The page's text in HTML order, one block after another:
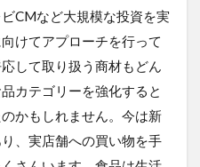
CMなど大規模な投資を実
けてアプローチを行って
して取り扱う商材もどん
カテゴリーを強化すると
かもしれません。今は新
、実店舗への買い物を手